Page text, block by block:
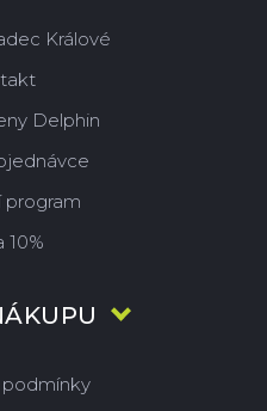
Králové
Delphin
program
10%